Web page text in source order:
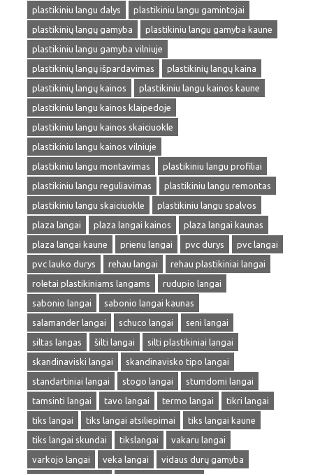
plastikiniu langu dalys
plastikiniu langu gamintojai
plastikinių langų gamyba
plastikiniu langu gamyba kaune
plastikiniu langu gamyba vilniuje
plastikinių langų išpardavimas
plastikinių langų kaina
plastikinių langų kainos
plastikiniu langu kainos kaune
plastikiniu langu kainos klaipedoje
plastikiniu langu kainos skaiciuokle
plastikiniu langu kainos vilniuje
plastikiniu langu montavimas
plastikiniu langu profiliai
plastikiniu langu reguliavimas
plastikiniu langu remontas
plastikiniu langu skaiciuokle
plastikiniu langu spalvos
plaza langai
plaza langai kainos
plaza langai kaunas
plaza langai kaune
prienu langai pvc durys
pvc langai
pvc lauko durys
rehau langai
rehau plastikiniai langai
roletai plastikiniams langams
rudupio langai
sabonio langai
sabonio langai kaunas
salamander langai
schuco langai
seni langai
siltas langas
šilti langai
silti plastikiniai langai
skandinaviski langai
skandinavisko tipo langai
standartiniai langai
stogo langai
stumdomi langai
tamsinti langai
tavo langai termo langai
tikri langai
tiks langai
tiks langai atsiliepimai
tiks langai kaune
tiks langai skundai
tikslangai
vakaru langai
varkojo langai
veka langai
vidaus durų gamyba